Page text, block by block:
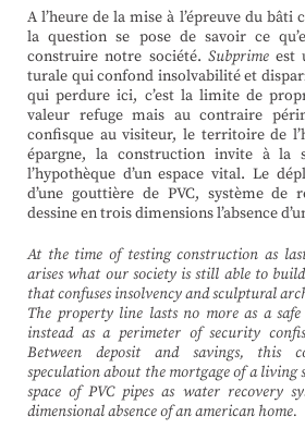
A l’heure de la mise à l’épreuve du bâti
la question se pose de savoir ce
construire notre société. Sub­primeest
turale qui confond insol­va­bilité et
qui perdure ici, c’est la limite de
valeur refuge mais au contraire
confisque au visiteur, le ter­ri­toire de
épargne, la construction invite à la
l’hypothèque d’un espace vital. Le
d’une gout­tière de PVC, système de
dessine en trois dimen­sions l’absence
At the time of testing construction as
arises what our society is still able to
that confuses insolvency and sculptural
The property line lasts no more as a
instead as a perimeter of security
Between deposit and savings, this
speculation about the mortgage of a living
space of PVC pipes as water recovery
dimensional absence of an american home.